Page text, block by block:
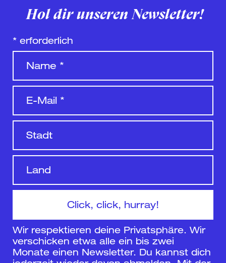
Hol dir unseren Newsletter!
* erforderlich
Wir respektieren deine Privatsphäre. Wir
verschicken etwa alle ein bis zwei
Monate einen Newsletter. Du kannst dich